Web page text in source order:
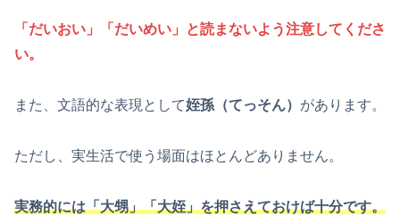
「だいおい」「だいめい」と読まないよう注意してくださ
い。
また、文語的な表現として姪孫（てっそん） があります。
ただし、実生活で使う場面はほとんどありません。
実務的には「大甥」「大姪」を押さえておけば十分です。